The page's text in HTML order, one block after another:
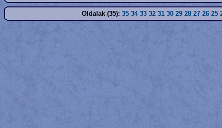
Oldalak (35): 35 34 33 32 31 30 29 28 27 26 25